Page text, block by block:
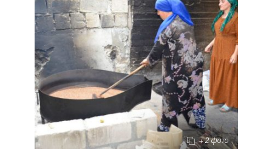
+ 2 фото